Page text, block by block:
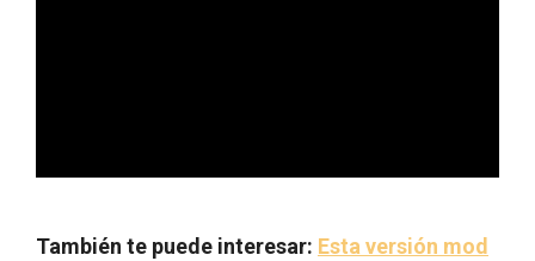
También te puede interesar: Esta versión mod